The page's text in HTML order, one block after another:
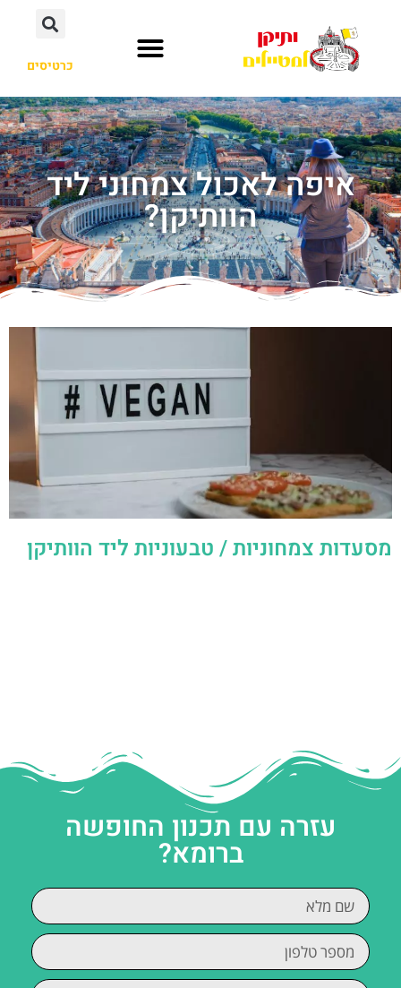
כרטיסים
איפה לאכול צמחוני ליד
הוותיקן?
מסעדות צמחוניות / טבעוניות ליד הוותיקן
עזרה עם תכנון החופשה
ברומא?